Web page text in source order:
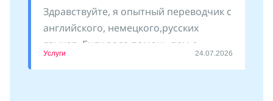
Здравствуйте, я опытный переводчик с
английского, немецкого,русских
языков. Буду рада помочь вам с
оформлением документов, сопровожу
Услуги 24.07.2026